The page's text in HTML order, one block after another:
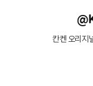
칸켄 오리지